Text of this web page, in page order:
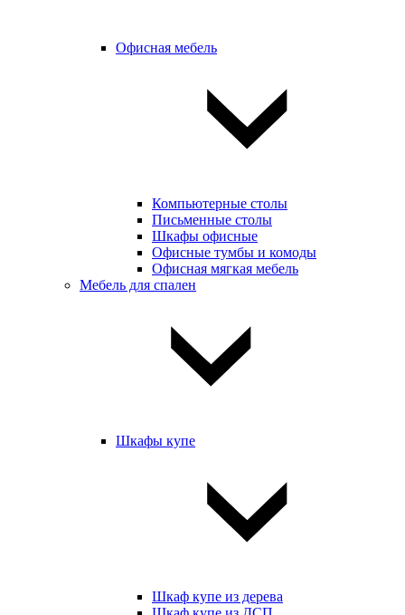
Офисная мебель
Компьютерные столы
Письменные столы
Шкафы офисные
Офисные тумбы и комоды
Офисная мягкая мебель
Мебель для спален
Шкафы купе
Шкаф купе из дерева